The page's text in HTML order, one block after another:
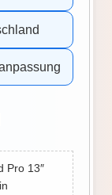
Pro 13″